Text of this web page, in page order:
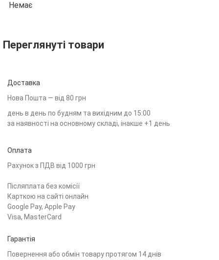
Немає
Переглянуті товари
Доставка
Нова Пошта — від 80 грн
день в день по будням та вихідним до 15:00
за наявності на основному складі, інакше +1 день
Оплата
Рахунок з ПДВ від 1000 грн
Післяплата без комісії
Карткою на сайті онлайн
Google Pay, Apple Pay
Visa, MasterCard
Гарантія
Повернення або обмін товару протягом 14 днів